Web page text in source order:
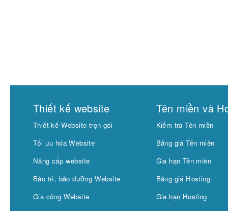
Thiết kế website
Thiết kế Website trọn gói
Tối ưu hóa Website
Nâng cấp website
Bảo trì, bảo dưỡng Website
Gia công Website
Tên miền và
Kiểm tra Tên miền
Bảng giá Tên miền
Gia hạn Tên miền
Bảng giá Hosting
Gia hạn Hosting